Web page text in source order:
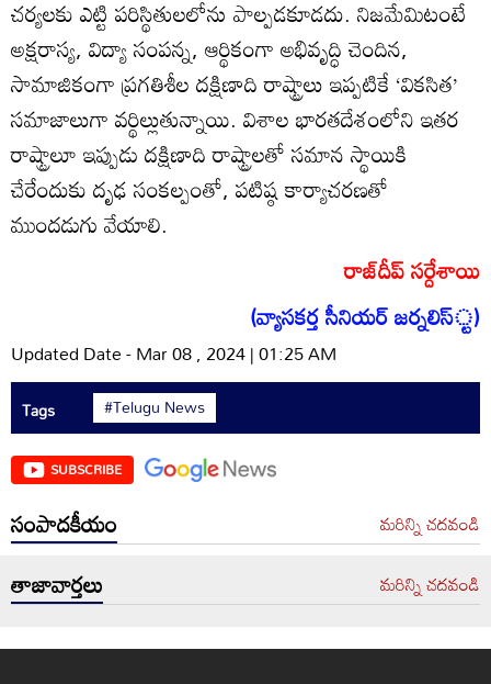
చర్యలకు ఎట్టి పరిస్థితులలోను పాల్పడకూడదు. నిజమేమిటంటే
అక్షరాస్య, విద్యా సంపన్న, ఆర్థికంగా అభివృద్ధి చెందిన,
సామాజికంగా ప్రగతిశీల దక్షిణాది రాష్ట్రాలు ఇప్పటికే ‘వికసిత’
సమాజాలుగా వర్థిల్లుతున్నాయి. విశాల భారతదేశంలోని ఇతర
రాష్ట్రాలూ ఇప్పుడు దక్షిణాది రాష్ట్రాలతో సమాన స్థాయికి
చేరేందుకు దృఢ సంకల్పంతో, పటిష్ఠ కార్యాచరణతో
ముందడుగు వేయాలి.
రాజ్‌దీప్‌ సర్దేశాయి
(వ్యాసకర్త సీనియర్‌ జర్నలిస్‌్ట)
Updated Date - Mar 08 , 2024 | 01:25 AM
Tags #Telugu News
SUBSCRIBE
సంపాదకీయం మరిన్ని చదవండి
తాజావార్తలు మరిన్ని చదవండి